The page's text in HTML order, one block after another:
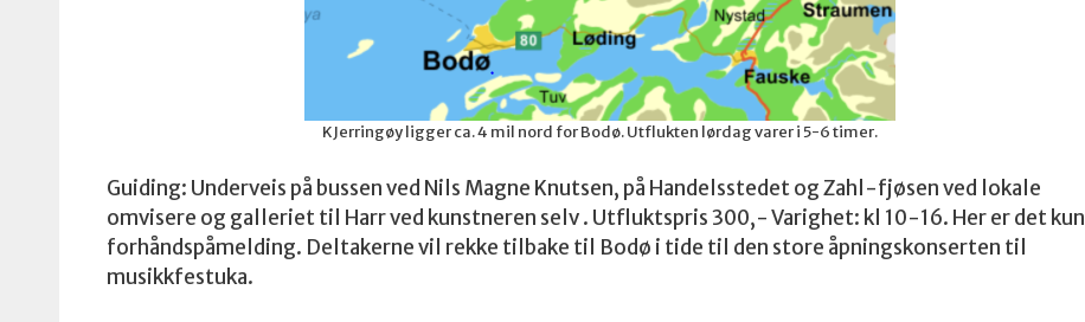
KJerringøy ligger ca. 4 mil nord for Bodø. Utflukten lørdag varer i 5-6 timer.
Guiding: Underveis på bussen ved Nils Magne Knutsen, på Handelsstedet og Zahl-fjøsen ved lokale
omvisere og galleriet til Harr ved kunstneren selv . Utfluktspris 300,- Varighet: kl 10-16. Her er det kun
forhåndspåmelding. Deltakerne vil rekke tilbake til Bodø i tide til den store åpningskonserten til
musikkfestuka.